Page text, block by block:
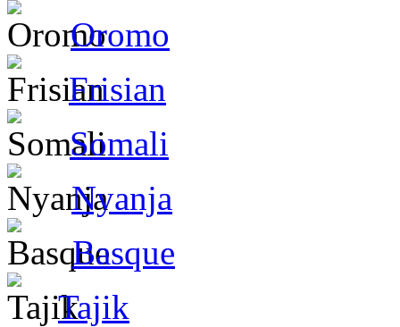
Oromo
Frisian
Somali
Nyanja
Basque
Tajik